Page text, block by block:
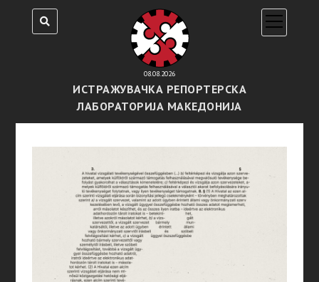
08.08.2026
ИСТРАЖУВАЧКА РЕПОРТЕРСКА
ЛАБОРАТОРИЈА МАКЕДОНИЈА
open
menu